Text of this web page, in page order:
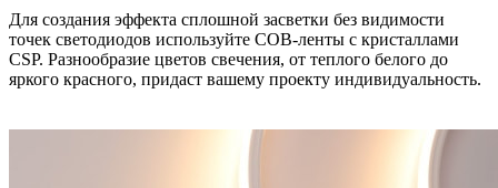
Для создания эффекта сплошной засветки без видимости
точек светодиодов используйте СОВ-ленты с кристаллами
CSP. Разнообразие цветов свечения, от теплого белого до
яркого красного, придаст вашему проекту индивидуальность.